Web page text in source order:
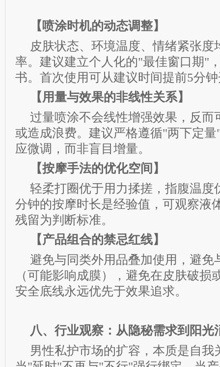
【喷涂时机的动态调整】
皮肤状态、环境温度、情绪紧张度
率。建议建立个人化的"最佳窗口期"
书。首次使用可从建议时间提前5分
【用量与效果的非线性关系】
过量喷涂不会线性增强效果，反而
或造成浪费。建议严格遵循"两下定
应微调，而非盲目增量。
【按摩手法的优化空间】
轻柔打圈优于用力揉搓，指腹温度
分钟的按摩时长是经验值，可观察液
残留为判断标准。
【产品组合的禁忌红线】
避免与同类外用品叠加使用，避免
（可能影响成膜），避免在皮肤破损
安全底线永远优先于效果追求。
八、行业观察：从隐秘需求到阳光
男性私护市场的扩容，本质是自我